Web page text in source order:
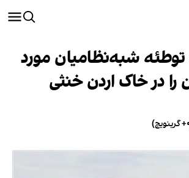
شبه‌نظامیان مورد
را در خاک اردن خنثی